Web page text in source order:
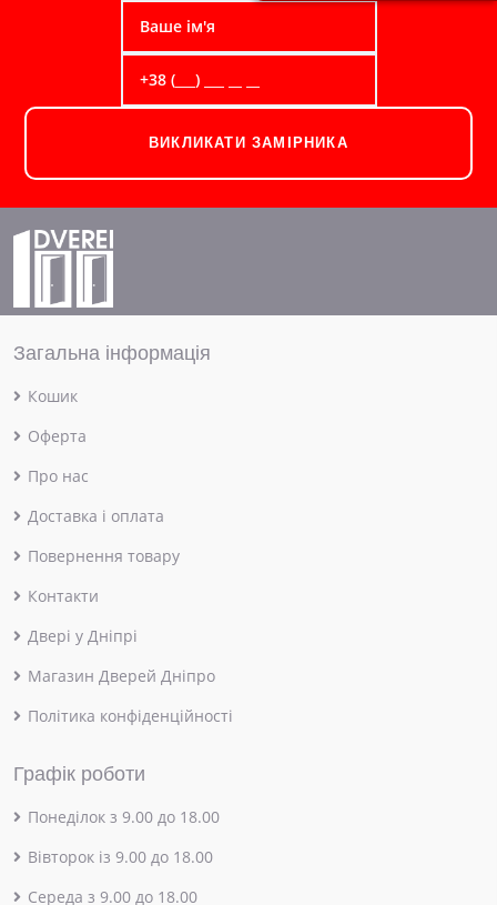
ВИКЛИКАТИ ЗАМІРНИКА
Загальна інформація
Кошик
Оферта
Про нас
Доставка і оплата
Повернення товару
Контакти
Двері у Дніпрі
Магазин Дверей Дніпро
Політика конфіденційності
Графік роботи
Понеділок з 9.00 до 18.00
Вівторок із 9.00 до 18.00
Середа з 9.00 до 18.00